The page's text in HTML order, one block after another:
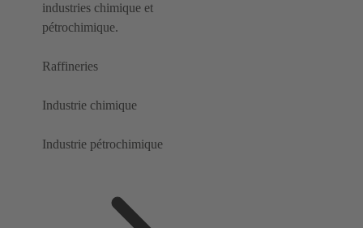
industries chimique et
pétrochimique.
Raffineries
Industrie chimique
Industrie pétrochimique